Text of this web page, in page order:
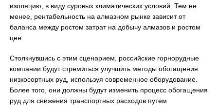
изоляцию, в виду суровых климатических условий. Тем не
менее, рентабельность на алмазном рынке зависит от
баланса между ростом затрат на добычу алмазов и ростом
цен.
Столкнувшись с этим сценарием, российские горнорудные
компании будут стремиться улучшить методы обогащения
низкосортных руд, используя современное оборудование.
Более того, они должны будут изменить процесс обогащения
руд для снижения транспортных расходов путем